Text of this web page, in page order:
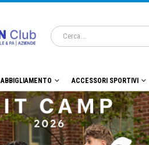
ABBIGLIAMENTO ACCESSORI SPORTIVI